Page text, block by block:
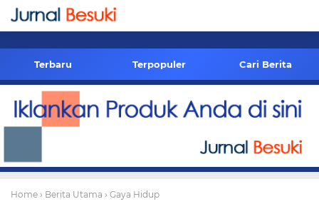
-->
Terbaru Terpopuler Cari Berita
Home › Berita Utama › Gaya Hidup